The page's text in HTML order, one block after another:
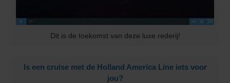
Dit is de toekomst van deze luxe rederij!
Is een cruise met de Holland America Line iets voor
jou?